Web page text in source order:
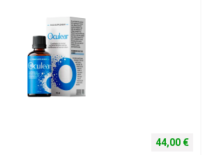
Izvorna
44,00 €